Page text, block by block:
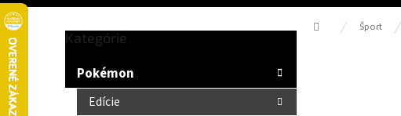
Domov Šport
B
Preskočiť
Kategórie
Pokémon
Edície